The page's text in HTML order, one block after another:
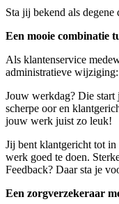
Sta jij bekend als
Een mooie combinatie
Als klantenservice
administratieve
Jouw werkdag? Die start
scherpe oor en
jouw werk juist zo leuk!
Jij bent klantgericht tot in
werk goed te doen.
Feedback? Daar sta je
Een zorgverzekeraar